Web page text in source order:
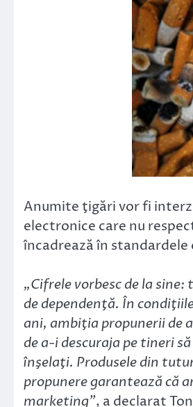
Anumite ţigări vor fi
electronice care nu
încadrează în standardele
„Cifrele vorbesc de la
de dependenţă. În
ani, ambiţia propunerii de
de a-i descuraja pe tineri
înşelaţi. Produsele din
propunere garantează că
marketing”, a declarat